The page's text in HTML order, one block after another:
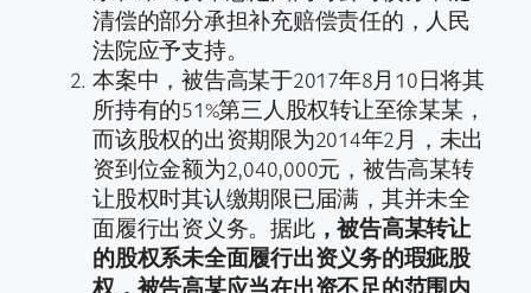
清偿的部分承担补充赔偿责任的，人民
法院应予支持。
本案中，被告高某于2017年8月10日将其
所持有的51%第三人股权转让至徐某某，
而该股权的出资期限为2014年2月，未出
资到位金额为2,040,000元，被告高某转
让股权时其认缴期限已届满，其并未全
面履行出资义务。据此，被告高某转让
的股权系未全面履行出资义务的瑕疵股
权，被告高某应当在出资不足的范围内